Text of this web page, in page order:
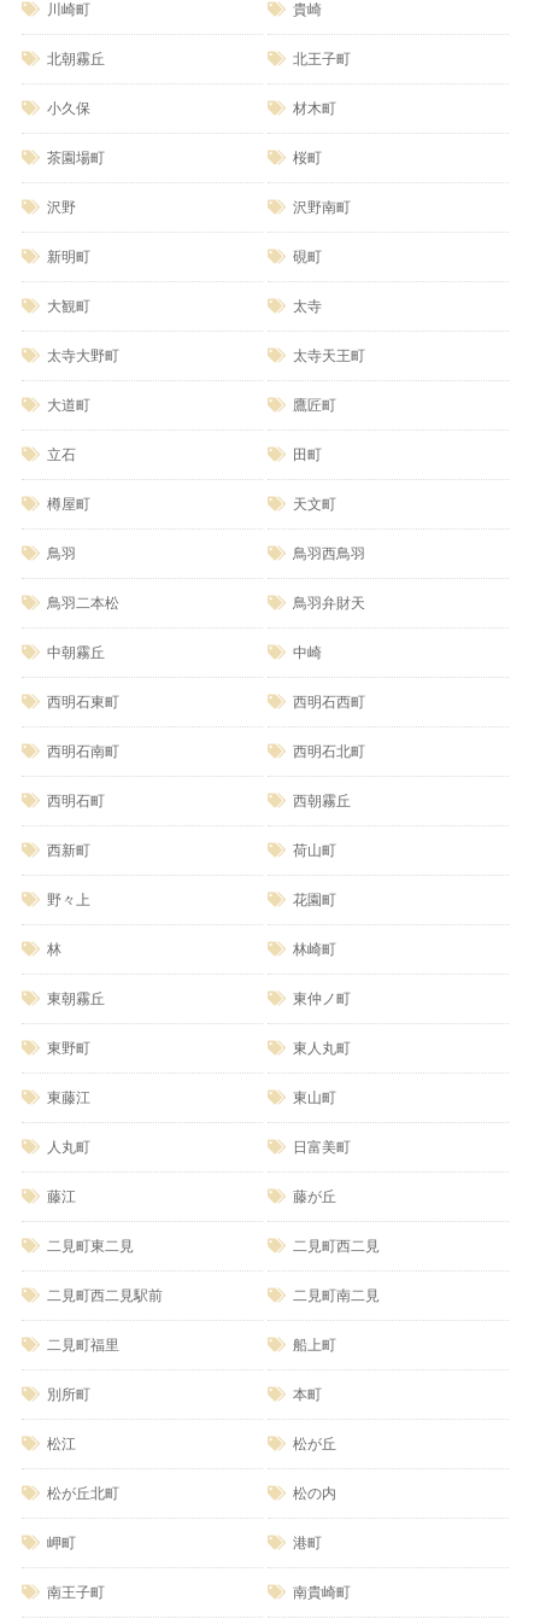
川崎町 貴崎
北朝霧丘 北王子町
小久保 材木町
茶園場町 桜町
沢野 沢野南町
新明町 硯町
大観町 太寺
太寺大野町 太寺天王町
大道町 鷹匠町
立石 田町
樽屋町 天文町
鳥羽 鳥羽西鳥羽
鳥羽二本松 鳥羽弁財天
中朝霧丘 中崎
西明石東町 西明石西町
西明石南町 西明石北町
西明石町 西朝霧丘
西新町 荷山町
野々上 花園町
林 林崎町
東朝霧丘 東仲ノ町
東野町 東人丸町
東藤江 東山町
人丸町 日富美町
藤江 藤が丘
二見町東二見 二見町西二見
二見町西二見駅前 二見町南二見
二見町福里 船上町
別所町 本町
松江 松が丘
松が丘北町 松の内
岬町 港町
南王子町 南貴崎町